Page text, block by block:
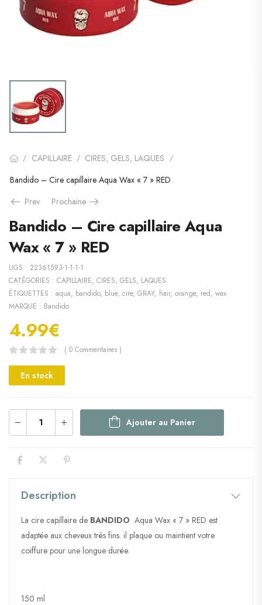
/ CAPILLAIRE / CIRES, GELS, LAQUES /
Bandido – Cire capillaire Aqua Wax « 7 » RED
Prev
Prochaine
Bandido – Cire capillaire Aqua
Wax « 7 » RED
UGS : 22361593-1-1-1-1
CATÉGORIES : CAPILLAIRE, CIRES, GELS, LAQUES
ÉTIQUETTES : aqua, bandido, blue, cire, GRAY, hair, orange, red, wax
MARQUE : Bandido
4.99€
( 0 Commentaires )
En stock
Ajouter au Panier
Description
La cire capillaire de BANDIDO Aqua Wax « 7 » RED est
adaptée aux cheveux très fins. il plaque ou maintient votre
coiffure pour une longue durée.
150 ml